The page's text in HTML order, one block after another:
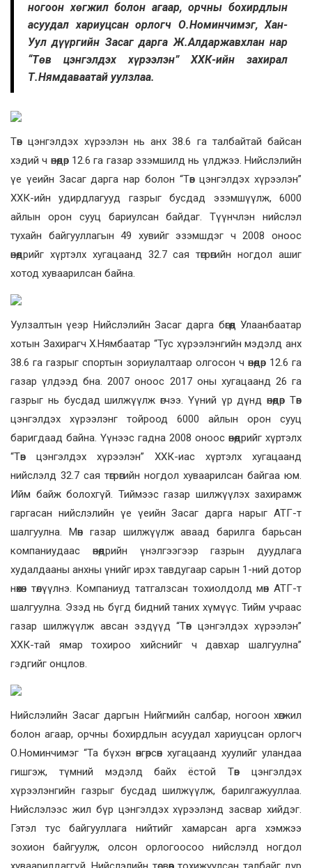
ногоон хөгжил болон агаар, орчны бохирдлын
асуудал хариуцсан орлогч О.Номинчимэг, Хан-
Уул дүүргийн Засаг дарга Ж.Алдаржавхлан нар
“Төв цэнгэлдэх хүрээлэн” ХХК-ийн захирал
Т.Нямдаваатай уулзлаа.
Төв цэнгэлдэх хүрээлэн нь анх 38.6 га талбайтай байсан
хэдий ч өнөөдөр 12.6 га газар эзэмшилд нь үлджээ. Нийслэлийн
үе үеийн Засаг дарга нар болон “Төв цэнгэлдэх хүрээлэн”
ХХК-ийн удирдлагууд газрыг бусдад эзэмшүүлж, 6000
айлын орон сууц бариулсан байдаг. Түүнчлэн нийслэл
тухайн байгууллагын 49 хувийг эзэмшдэг ч 2008 оноос
өнөөдрийг хүртэлх хугацаанд 32.7 сая төгрөгийн ногдол ашиг
хотод хуваарилсан байна.
Уулзалтын үеэр Нийслэлийн Засаг дарга бөгөөд Улаанбаатар
хотын Захирагч Х.Нямбаатар “Тус хүрээлэнгийн мэдэлд анх
38.6 га газрыг спортын зориулалтаар олгосон ч өнөөдөр 12.6 га
газар үлдээд бна. 2007 оноос 2017 оны хугацаанд 26 га
газрыг нь бусдад шилжүүлж өгчээ. Үүний үр дүнд өнөөдөр Төв
цэнгэлдэх хүрээлэнг тойроод 6000 айлын орон сууц
баригдаад байна. Үүнээс гадна 2008 оноос өнөөдрийг хүртэлх
“Төв цэнгэлдэх хүрээлэн” ХХК-иас хүртэлх хугацаанд
нийслэлд 32.7 сая төгрөгийн ногдол хуваарилсан байгаа юм.
Ийм байж болохгүй. Тиймээс газар шилжүүлэх захирамж
гаргасан нийслэлийн үе үеийн Засаг дарга нарыг АТГ-т
шалгуулна. Мөн газар шилжүүлж аваад барилга барьсан
компаниудаас өнөөдрийн үнэлгээгээр газрын дуудлага
худалдааны анхны үнийг ирэх тавдугаар сарын 1-ний дотор
нөхөн төлүүлнэ. Компаниуд татгалзсан тохиолдолд мөн АТГ-т
шалгуулна. Эзэд нь бүгд бидний таних хүмүүс. Тийм учраас
газар шилжүүлж авсан эздүүд “Төв цэнгэлдэх хүрээлэн”
ХХК-тай ямар тохироо хийснийг ч давхар шалгуулна”
гэдгийг онцлов.
Нийслэлийн Засаг даргын Нийгмийн салбар, ногоон хөгжил
болон агаар, орчны бохирдлын асуудал хариуцсан орлогч
О.Номинчимэг “Та бүхэн өнгөрсөн хугацаанд хуулийг уландаа
гишгэж, түмний мэдэлд байх ёстой Төв цэнгэлдэх
хүрээлэнгийн газрыг бусдад шилжүүлж, барилгажууллаа.
Нийслэлээс жил бүр цэнгэлдэх хүрээлэнд засвар хийдэг.
Гэтэл тус байгууллага нийтийг хамарсан арга хэмжээ
зохион байгуулж, олсон орлогоосоо нийслэлд ногдол